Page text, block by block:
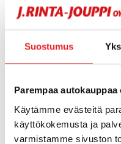
Suostumus
Parempaa autokauppaa
Käytämme evästeitä
käyttökokemusta ja
varmistamme sivuston